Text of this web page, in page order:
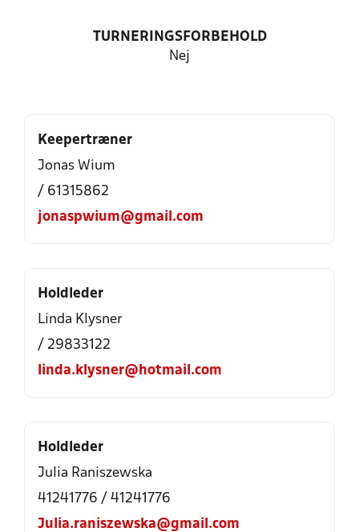
TURNERINGSFORBEHOLD
Nej
Keepertræner
Jonas Wium
/ 61315862
jonaspwium@gmail.com
Holdleder
Linda Klysner
/ 29833122
linda.klysner@hotmail.com
Holdleder
Julia Raniszewska
41241776 / 41241776
Julia.raniszewska@gmail.com